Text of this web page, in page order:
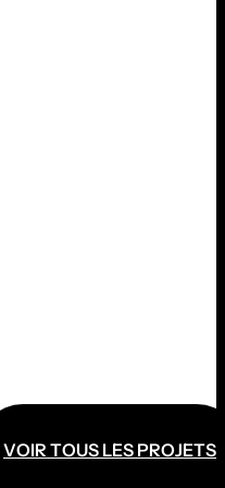
VOIR TOUS LES PROJETS